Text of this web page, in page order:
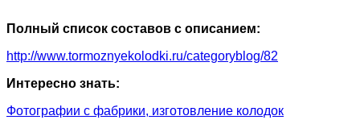
Полный список составов с описанием:
http://www.tormoznyekolodki.ru/categoryblog/82
Интересно знать:
Фотографии с фабрики, изготовление колодок